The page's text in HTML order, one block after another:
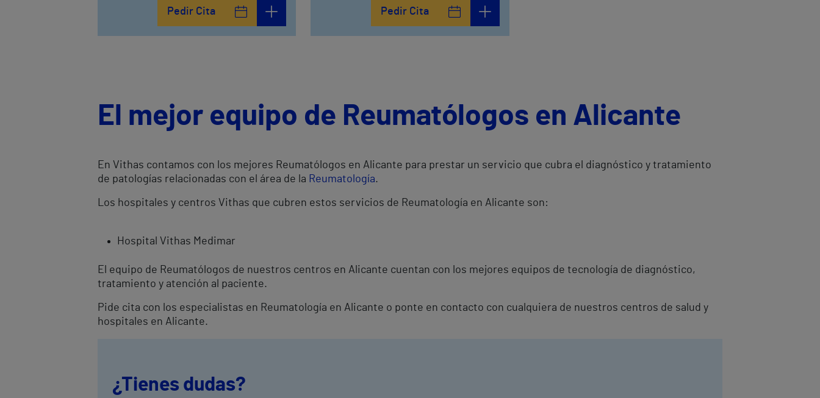
Pedir Cita Pedir Cita
El mejor equipo de Reumatólogos en Alicante
En Vithas contamos con los mejores Reumatólogos en Alicante para prestar un servicio que cubra el diagnóstico y tratamiento
de patologías relacionadas con el área de la Reumatología.
Los hospitales y centros Vithas que cubren estos servicios de Reumatología en Alicante son:
Hospital Vithas Medimar
El equipo de Reumatólogos de nuestros centros en Alicante cuentan con los mejores equipos de tecnología de diagnóstico,
tratamiento y atención al paciente.
Pide cita con los especialistas en Reumatología en Alicante o ponte en contacto con cualquiera de nuestros centros de salud y
hospitales en Alicante.
¿Tienes dudas?